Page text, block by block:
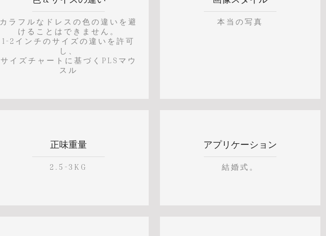
カラフルなドレスの色の違いを避
けることはできません。
1-2インチのサイズの違いを許可
し、
サイズチャートに基づくPLSマウ
スル
本当の写真
正味重量
2.5-3KG
アプリケーション
結婚式。